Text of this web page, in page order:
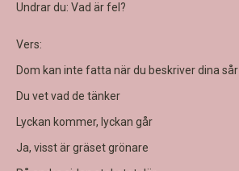
Undrar du: Vad är fel?
Vers:
Dom kan inte fatta när du beskriver dina sår
Du vet vad de tänker
Lyckan kommer, lyckan går
Ja, visst är gräset grönare